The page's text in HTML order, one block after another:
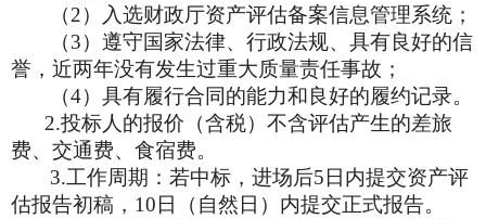
（2）入选财政厅资产评估备案信息管理系统；
（3）遵守国家法律、行政法规、具有良好的信
誉，近两年没有发生过重大质量责任事故；
（4）具有履行合同的能力和良好的履约记录。
2.投标人的报价（含税）不含评估产生的差旅
费、交通费、食宿费。
3.工作周期：若中标，进场后5日内提交资产评
估报告初稿，10日（自然日）内提交正式报告。